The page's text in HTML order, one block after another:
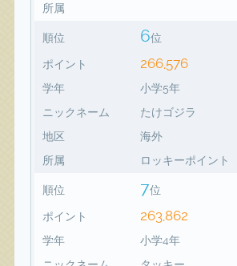
所属
順位 6位
ポイント 266,576
学年
小学5年
ニックネーム
たけゴジラ
地区
海外
所属
ロッキーポイント
順位 7位
ポイント 263,862
学年
小学4年